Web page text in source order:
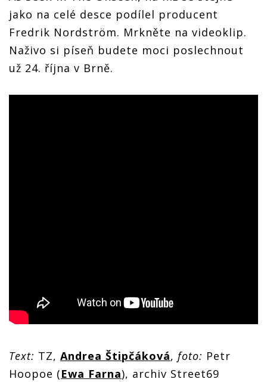
jako na celé desce podílel producent
Fredrik Nordström. Mrkněte na videoklip.
Naživo si píseň budete moci poslechnout
už 24. října v Brně.
Text: TZ, Andrea Štipčáková, foto: Petr
Hoopoe (Ewa Farna), archiv Street69